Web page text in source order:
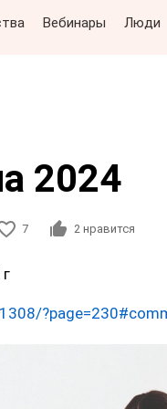
Вебинары Люди
2024
7 2 нравится